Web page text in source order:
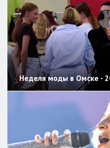
Неделя моды в Омске -